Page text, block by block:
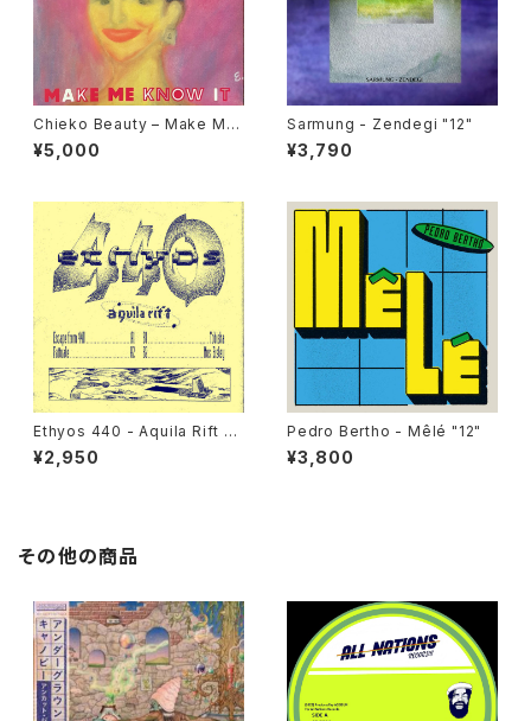
Chieko Beauty ‎– Make Me
Know It "used 7"
¥5,000
Sarmung - Zendegi "12"
¥3,790
Ethyos 440 - Aquila Rift "1
2"
¥2,950
Pedro Bertho - Mêlé "12"
¥3,800
その他の商品